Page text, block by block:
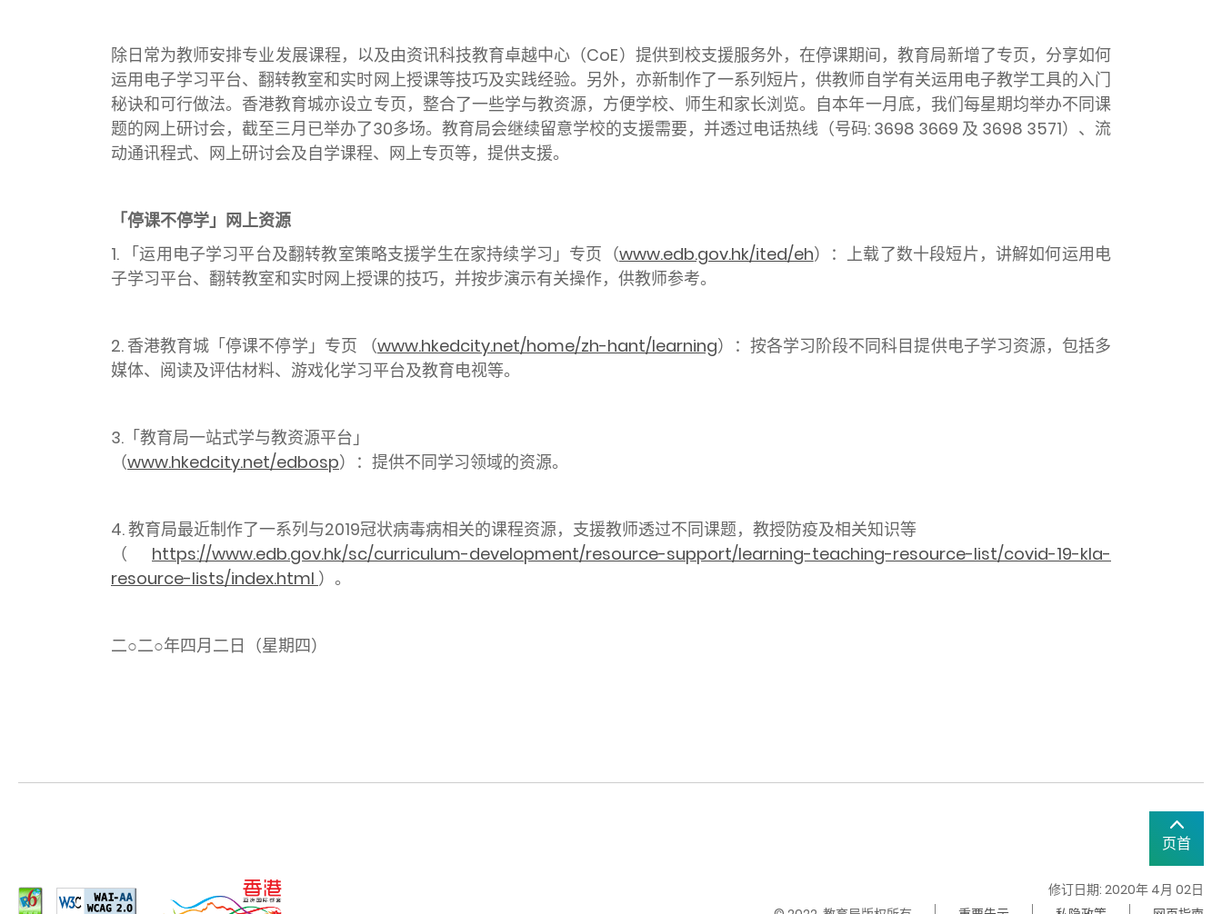
除日常为教师安排专业发展课程，以及由资讯科技教育卓越中心（CoE）提供到校支援服务外，在停课期间，教育局新增了专页，分享如何
运用电子学习平台、翻转教室和实时网上授课等技巧及实践经验。另外，亦新制作了一系列短片，供教师自学有关运用电子教学工具的入门
秘诀和可行做法。香港教育城亦设立专页，整合了一些学与教资源，方便学校、师生和家长浏览。自本年一月底，我们每星期均举办不同课
题的网上研讨会，截至三月已举办了30多场。教育局会继续留意学校的支援需要，并透过电话热线（号码: 3698 3669 及 3698 3571）、流
动通讯程式、网上研讨会及自学课程、网上专页等，提供支援。
「停课不停学」网上资源
1. 「运用电子学习平台及翻转教室策略支援学生在家持续学习」专页（www.edb.gov.hk/ited/eh）：上载了数十段短片，讲解如何运用电
子学习平台、翻转教室和实时网上授课的技巧，并按步演示有关操作，供教师参考。
2. 香港教育城「停课不停学」专页 （www.hkedcity.net/home/zh-hant/learning）：按各学习阶段不同科目提供电子学习资源，包括多
媒体、阅读及评估材料、游戏化学习平台及教育电视等。
3.「教育局一站式学与教资源平台」
（www.hkedcity.net/edbosp）：提供不同学习领域的资源。
4. 教育局最近制作了一系列与2019冠状病毒病相关的课程资源，支援教师透过不同课题，教授防疫及相关知识等
（ https://www.edb.gov.hk/sc/curriculum-development/resource-support/learning-teaching-resource-list/covid-19-kla-
resource-lists/index.html ）。
二○二○年四月二日（星期四）
页首
修订日期: 2020年 4月 02日